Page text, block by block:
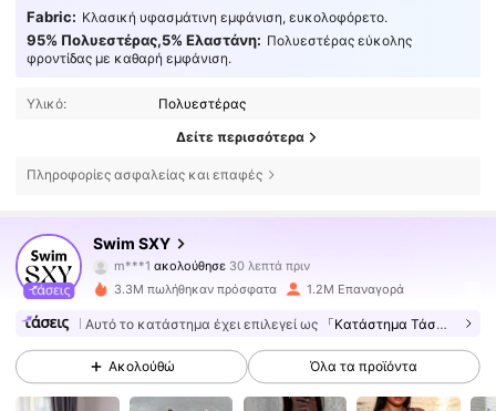
Fabric: Κλασική υφασμάτινη εμφάνιση, ευκολοφόρετο.
95% Πολυεστέρας,5% Ελαστάνη: Πολυεστέρας εύκολης
φροντίδας με καθαρή εμφάνιση.
Υλικό: Πολυεστέρας
Δείτε περισσότερα
Πληροφορίες ασφαλείας και επαφές
Swim SXY
4.83 315K Ακόλουθοι
m***1ακολούθησε
Hs***8περιηγείται
4.83
315K Ακόλουθοι
4.83 315K Ακόλουθοι
3.3M πωλήθηκαν πρόσφατα 1.2M Επαναγορά
Αυτό το κατάστημα έχει επιλεγεί ως 「Κατάστημα Τάσεων」
Ακολούθώ Όλα τα προϊόντα